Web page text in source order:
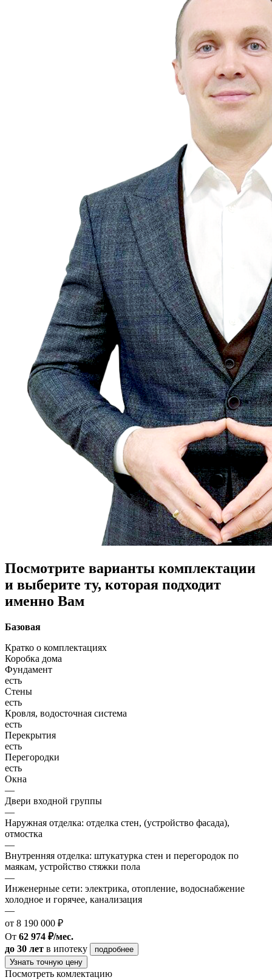
Посмотрите варианты комплектации
и выберите ту, которая подходит
именно Вам
Базовая
Кратко о комплектациях
Коробка дома
Фундамент
есть
Стены
есть
Кровля, водосточная система
есть
Перекрытия
есть
Перегородки
есть
Окна
—
Двери входной группы
—
Наружная отделка: отделка стен, (устройство фасада),
отмостка
—
Внутренняя отделка: штукатурка стен и перегородок по
маякам, устройство стяжки пола
—
Инженерные сети: электрика, отопление, водоснабжение
холодное и горячее, канализация
—
от 8 190 000 ₽
От 62 974 ₽/мес.
до 30 лет в ипотеку
подробнее
Узнать точную цену
Посмотреть комлектацию